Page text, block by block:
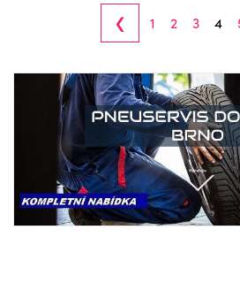
‹ 1 2 3 4